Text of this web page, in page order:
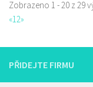
Zobrazeno 1 - 20 z 29
«12»
PŘIDEJTE FIRMU